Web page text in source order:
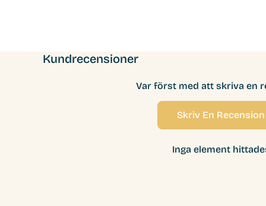
Kundrecensioner
Var först med att skriva en
Skriv En Recension
Inga element